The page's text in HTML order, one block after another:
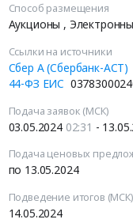
Способ размещения
Аукционы ,
Ссылки на источники
Сбер А (Сбербанк-АСТ)
44-ФЗ ЕИС
Подача заявок (МСК)
03.05.2024 02:31 -
Подача ценовых
по 13.05.2024
Подведение итогов (МСК)
14.05.2024